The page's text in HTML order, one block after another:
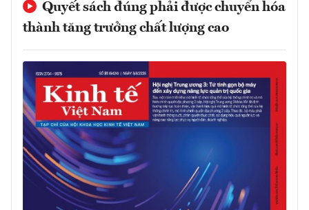
Quyết sách đúng phải được chuyển hóa
thành tăng trưởng chất lượng cao